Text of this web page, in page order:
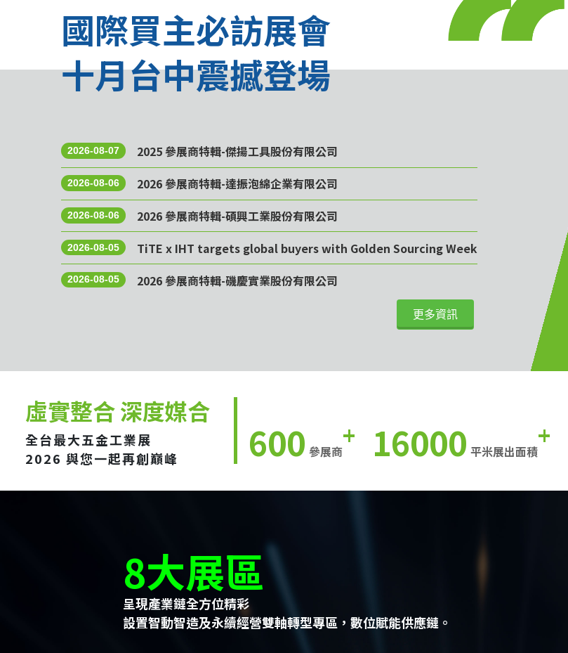
國際買主必訪展會
十月台中震撼登場
2026-08-07 2025 參展商特輯-傑揚工具股份有限公司
2026-08-06 2026 參展商特輯-達振泡綿企業有限公司
2026-08-06 2026 參展商特輯-碩興工業股份有限公司
2026-08-05 TiTE x IHT targets global buyers with Golden Sourcing Week
2026-08-05 2026 參展商特輯-磯慶實業股份有限公司
更多資訊
虛實整合 深度媒合
全台最大五金工業展
2026 與您一起再創巔峰
600 參展商+ 16000 平米展出面積+
8大展區
呈現產業鏈全方位精彩
設置智動智造及永續經營雙軸轉型專區，數位賦能供應鏈。